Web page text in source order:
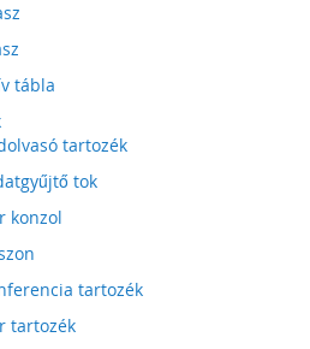
tábla
tartozék
tok
konzol
tartozék
tartozék